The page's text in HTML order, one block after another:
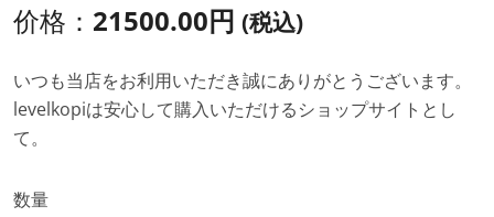
价格： 21500.00円 (税込)
いつも当店をお利用いただき誠にありがとうございます。
levelkopiは安心して購入いただけるショップサイトとし
て。
数量